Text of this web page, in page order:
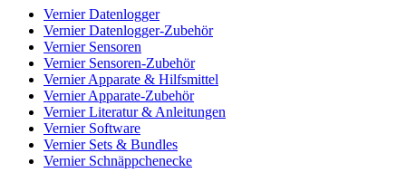
Vernier Datenlogger
Vernier Datenlogger-Zubehör
Vernier Sensoren
Vernier Sensoren-Zubehör
Vernier Apparate & Hilfsmittel
Vernier Apparate-Zubehör
Vernier Literatur & Anleitungen
Vernier Software
Vernier Sets & Bundles
Vernier Schnäppchenecke